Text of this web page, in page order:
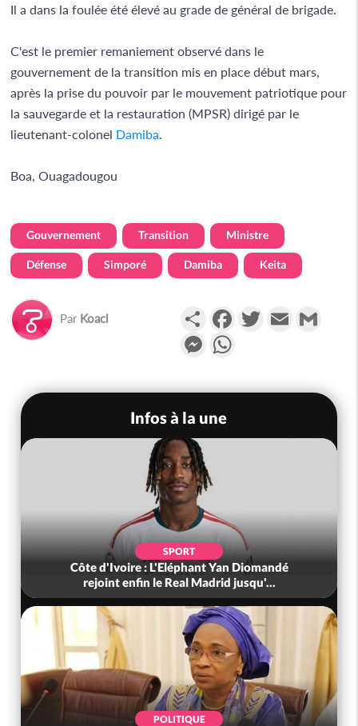
Il a dans la foulée été élevé au grade de général de brigade.
C'est le premier remaniement observé dans le
gouvernement de la transition mis en place début mars,
après la prise du pouvoir par le mouvement patriotique pour
la sauvegarde et la restauration (MPSR) dirigé par le
lieutenant-colonel Damiba.
Boa, Ouagadougou
Gouvernement Transition Ministre
Défense Simporé Damiba Keita
Par Koaci PartagerFacebookTwitterEmail
Messenger
Infos à la une
SPORT
Côte d'Ivoire : L'Eléphant Yan Diomandé
rejoint enfin le Real Madrid jusqu'...
POLITIQUE